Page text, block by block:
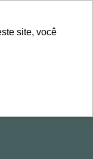
site, você